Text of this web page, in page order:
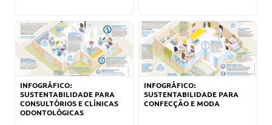
INFOGRÁFICO:
SUSTENTABILIDADE PARA
CONSULTÓRIOS E CLÍNICAS
ODONTOLÓGICAS
INFOGRÁFICO:
SUSTENTABILIDADE PARA
CONFECÇÃO E MODA